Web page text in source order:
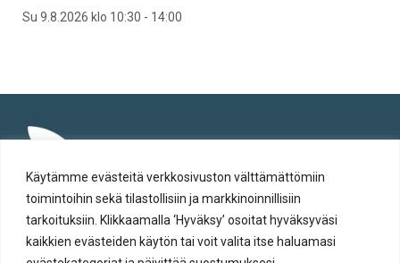
Käytämme evästeitä verkkosivuston välttämättömiin
toimintoihin sekä tilastollisiin ja markkinoinnillisiin
tarkoituksiin. Klikkaamalla ‘Hyväksy’ osoitat hyväksyväsi
kaikkien evästeiden käytön tai voit valita itse haluamasi
Su 9.8.2026 klo 10:30 - 14:00